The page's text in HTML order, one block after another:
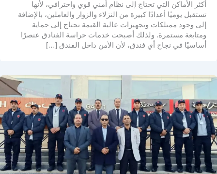
أكثر الأماكن التي تحتاج إلى نظام أمني قوي واحترافي، لأنها
تستقبل يوميًا أعدادًا كبيرة من النزلاء والزوار والعاملين، بالإضافة
إلى وجود ممتلكات وتجهيزات عالية القيمة تحتاج إلى حماية
ومتابعة مستمرة. ولذلك أصبحت خدمات حراسة الفنادق عنصرًا
أساسيًا في نجاح أي فندق، لأن الأمن داخل الفندق […]